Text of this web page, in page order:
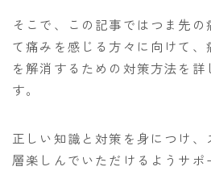
JONES
K2
MOSS
NITRO
NOVEMBER
そこで、この記事ではつま先
て痛みを感じる方々に向けて
を解消するための対策方法を詳
す。
正しい知識と対策を身につけ
層楽しんでいただけるようサポ